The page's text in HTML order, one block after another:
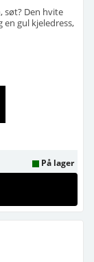
søt? Den hvite
en gul kjeledress,
f.o.m. 3 år. ...
På lager